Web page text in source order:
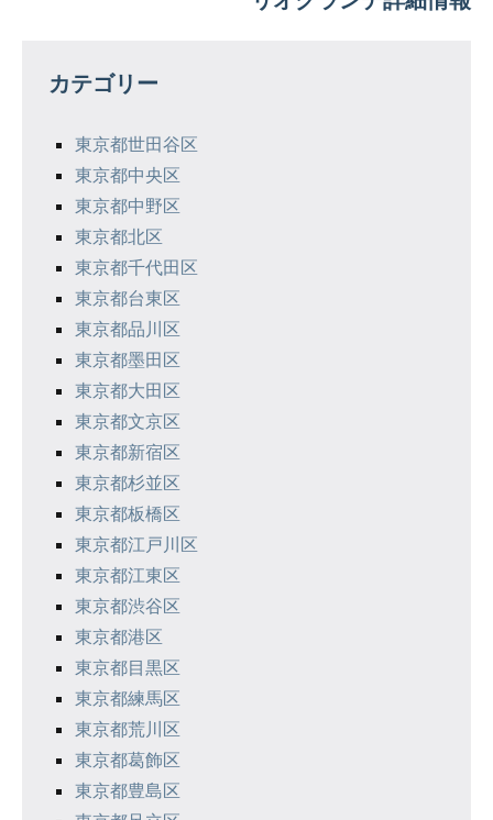
ー
カテゴリー
東京都世田谷区
東京都中央区
東京都中野区
東京都北区
東京都千代田区
東京都台東区
東京都品川区
東京都墨田区
東京都大田区
東京都文京区
東京都新宿区
東京都杉並区
東京都板橋区
東京都江戸川区
東京都江東区
東京都渋谷区
東京都港区
東京都目黒区
東京都練馬区
東京都荒川区
東京都葛飾区
東京都豊島区